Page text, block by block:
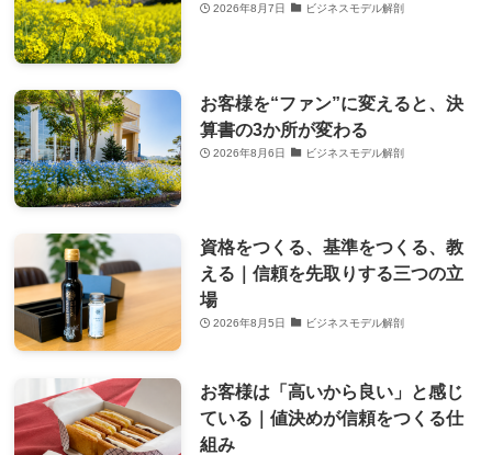
2026年8月7日 ビジネスモデル解剖
お客様を“ファン”に変えると、決
算書の3か所が変わる
2026年8月6日 ビジネスモデル解剖
資格をつくる、基準をつくる、教
える｜信頼を先取りする三つの立
場
2026年8月5日 ビジネスモデル解剖
お客様は「高いから良い」と感じ
ている｜値決めが信頼をつくる仕
組み